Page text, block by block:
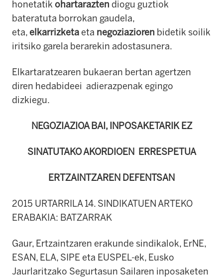
honetatik ohartarazten diogu guztiok
bateratuta borrokan gaudela,
eta,elkarrizketa eta negoziazioren bidetik soilik
iritsiko garela berarekin adostasunera.
Elkartaratzearen bukaeran bertan agertzen
diren hedabideei adierazpenak egingo
dizkiegu.
NEGOZIAZIOA BAI, INPOSAKETARIK EZ
SINATUTAKO AKORDIOEN ERRESPETUA
ERTZAINTZAREN DEFENTSAN
2015 URTARRILA 14. SINDIKATUEN ARTEKO
ERABAKIA: BATZARRAK
Gaur, Ertzaintzaren erakunde sindikalok, ErNE,
ESAN, ELA, SIPE eta EUSPEL-ek, Eusko
Jaurlaritzako Segurtasun Sailaren inposaketen